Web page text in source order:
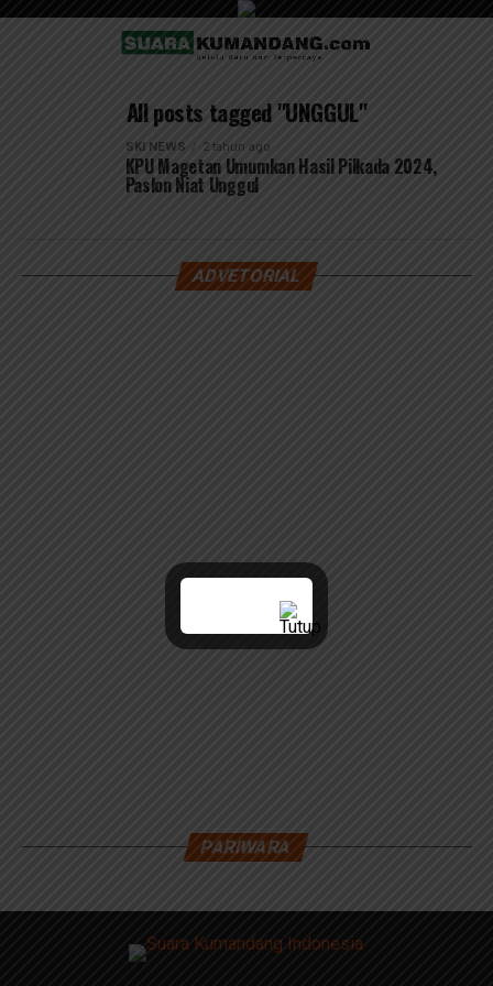
All posts tagged "UNGGUL"
SKI NEWS 2 tahun ago
KPU Magetan Umumkan Hasil Pilkada 2024,
Paslon Niat Unggul
ADVETORIAL
PARIWARA